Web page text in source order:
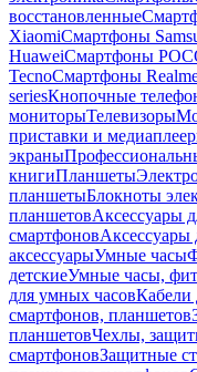
восстановленные
XiaomiСмартфоны
HuaweiСмартфоны
TecnoСмартфоны
seriesКнопочные
мониторыТелевизоры
приставки и
экраны
книгиПланшеты
планшетыБлокноты
планшетовАксессуары
смартфоновАксессуары
аксессуарыУмные часы
детскиеУмные часы,
для умных часовКабели
смартфонов, планшетов
планшетовЧехлы,
смартфоновЗащитные